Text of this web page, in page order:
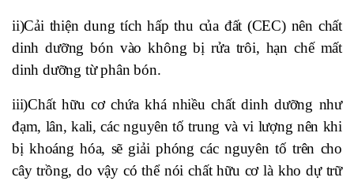
ii)Cải thiện dung tích hấp thu của đất (CEC) nên chất
dinh dưỡng bón vào không bị rửa trôi, hạn chế mất
dinh dưỡng từ phân bón.
iii)Chất hữu cơ chứa khá nhiều chất dinh dưỡng như
đạm, lân, kali, các nguyên tố trung và vi lượng nên khi
bị khoáng hóa, sẽ giải phóng các nguyên tố trên cho
cây trồng, do vậy có thể nói chất hữu cơ là kho dự trữ